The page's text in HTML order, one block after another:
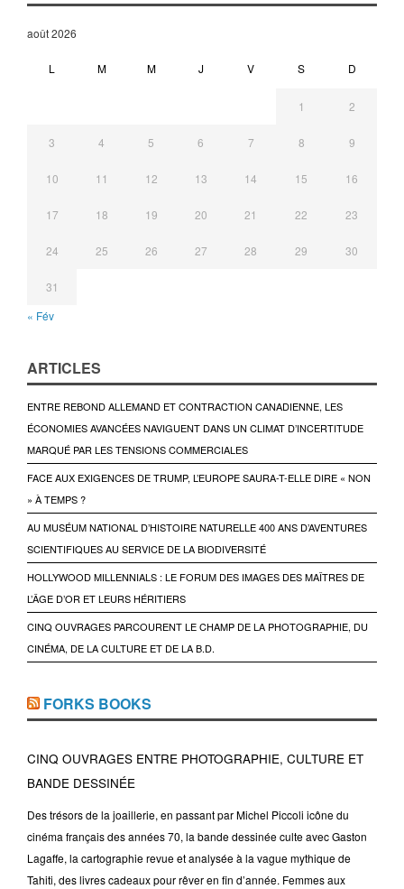
août 2026
L M M J V S D
1 2
3 4 5 6 7 8 9
10 11 12 13 14 15 16
17 18 19 20 21 22 23
24 25 26 27 28 29 30
31
« Fév
ARTICLES
ENTRE REBOND ALLEMAND ET CONTRACTION CANADIENNE, LES
ÉCONOMIES AVANCÉES NAVIGUENT DANS UN CLIMAT D’INCERTITUDE
MARQUÉ PAR LES TENSIONS COMMERCIALES
FACE AUX EXIGENCES DE TRUMP, L’EUROPE SAURA-T-ELLE DIRE « NON
» À TEMPS ?
AU MUSÉUM NATIONAL D’HISTOIRE NATURELLE 400 ANS D’AVENTURES
SCIENTIFIQUES AU SERVICE DE LA BIODIVERSITÉ
HOLLYWOOD MILLENNIALS : LE FORUM DES IMAGES DES MAÎTRES DE
L’ÂGE D’OR ET LEURS HÉRITIERS
CINQ OUVRAGES PARCOURENT LE CHAMP DE LA PHOTOGRAPHIE, DU
CINÉMA, DE LA CULTURE ET DE LA B.D.
FORKS BOOKS
CINQ OUVRAGES ENTRE PHOTOGRAPHIE, CULTURE ET
BANDE DESSINÉE
Des trésors de la joaillerie, en passant par Michel Piccoli icône du
cinéma français des années 70, la bande dessinée culte avec Gaston
Lagaffe, la cartographie revue et analysée à la vague mythique de
Tahiti, des livres cadeaux pour rêver en fin d’année. Femmes aux